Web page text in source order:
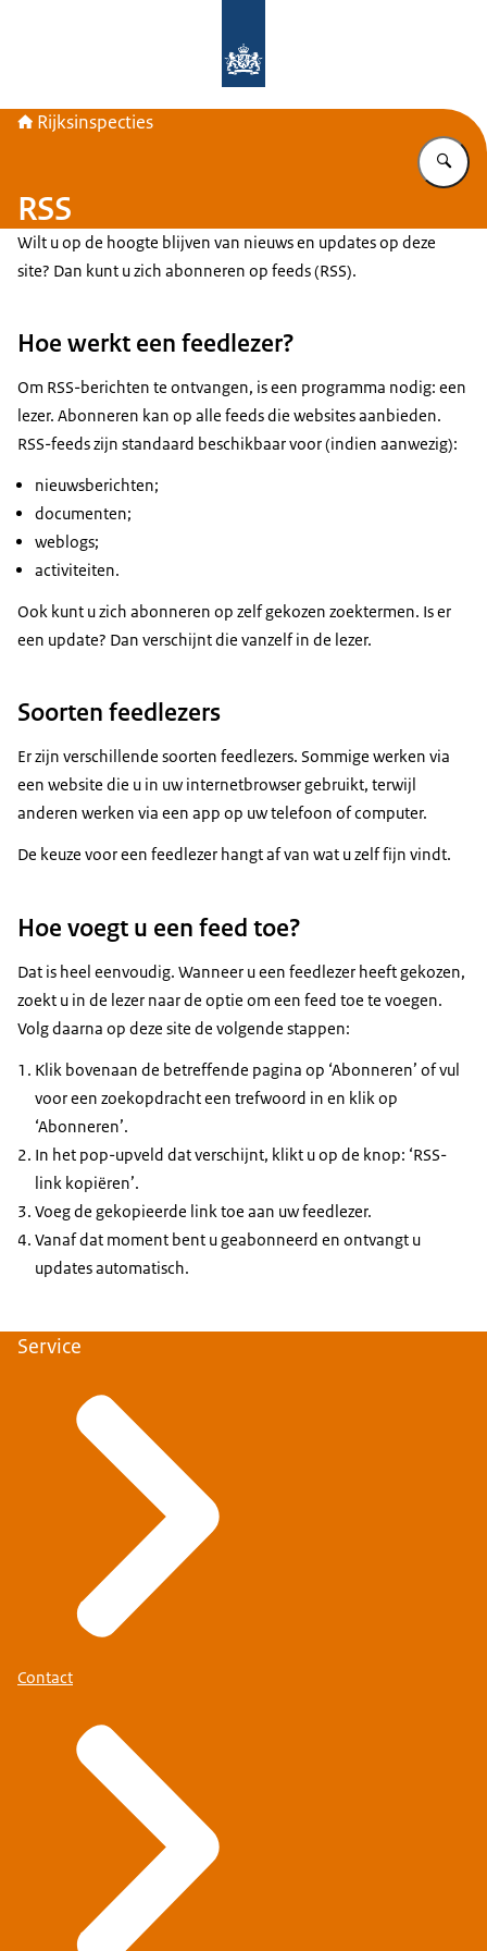
Rijksinspecties
RSS
Wilt u op de hoogte blijven van nieuws en updates op deze
site? Dan kunt u zich abonneren op feeds (RSS).
Hoe werkt een feedlezer?
Om RSS-berichten te ontvangen, is een programma nodig: een
lezer. Abonneren kan op alle feeds die websites aanbieden.
RSS-feeds zijn standaard beschikbaar voor (indien aanwezig):
nieuwsberichten;
documenten;
weblogs;
activiteiten.
Ook kunt u zich abonneren op zelf gekozen zoektermen. Is er
een update? Dan verschijnt die vanzelf in de lezer.
Soorten feedlezers
Er zijn verschillende soorten feedlezers. Sommige werken via
een website die u in uw internetbrowser gebruikt, terwijl
anderen werken via een app op uw telefoon of computer.
De keuze voor een feedlezer hangt af van wat u zelf fijn vindt.
Hoe voegt u een feed toe?
Dat is heel eenvoudig. Wanneer u een feedlezer heeft gekozen,
zoekt u in de lezer naar de optie om een feed toe te voegen.
Volg daarna op deze site de volgende stappen:
Klik bovenaan de betreffende pagina op ‘Abonneren’ of vul
voor een zoekopdracht een trefwoord in en klik op
‘Abonneren’.
In het pop-upveld dat verschijnt, klikt u op de knop: ‘RSS-
link kopiëren’.
Voeg de gekopieerde link toe aan uw feedlezer.
Vanaf dat moment bent u geabonneerd en ontvangt u
updates automatisch.
Service
Contact